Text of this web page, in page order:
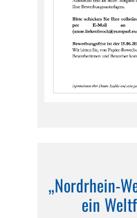
„Nordrhein-
ein